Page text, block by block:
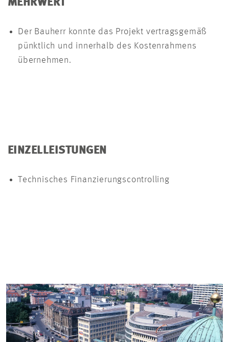
MEHRWERT
Der Bauherr konnte das Projekt vertragsgemäß
pünktlich und innerhalb des Kostenrahmens
übernehmen.
EINZELLEISTUNGEN
Technisches Finanzierungscontrolling